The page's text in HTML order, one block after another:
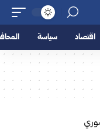
اقتصاد سياسة